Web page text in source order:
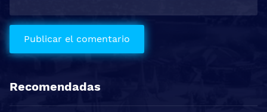
Recomendadas